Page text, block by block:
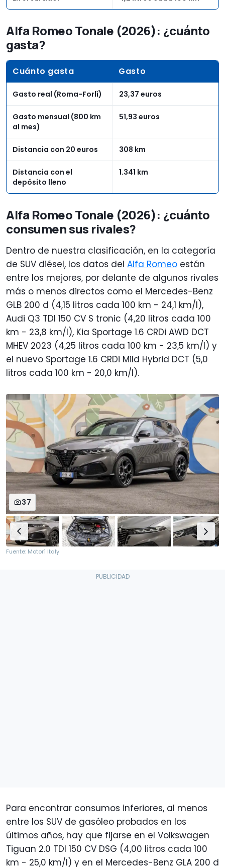
Alfa Romeo Tonale (2026): ¿cuánto
gasta?
Cuánto gasta Gasto
Gasto real (Roma-Forlì) 23,37 euros
Gasto mensual (800 km
al mes)
51,93 euros
Distancia con 20 euros 308 km
Distancia con el
depósito lleno
1.341 km
Alfa Romeo Tonale (2026): ¿cuánto
consumen sus rivales?
Dentro de nuestra clasificación, en la categoría
de SUV diésel, los datos del Alfa Romeo están
entre los mejores, por delante de algunos rivales
más o menos directos como el Mercedes-Benz
GLB 200 d (4,15 litros cada 100 km - 24,1 km/l),
Audi Q3 TDI 150 CV S tronic (4,20 litros cada 100
km - 23,8 km/l), Kia Sportage 1.6 CRDi AWD DCT
MHEV 2023 (4,25 litros cada 100 km - 23,5 km/l) y
el nuevo Sportage 1.6 CRDi Mild Hybrid DCT (5,0
litros cada 100 km - 20,0 km/l).
37
Fuente: Motor1 Italy
Para encontrar consumos inferiores, al menos
entre los SUV de gasóleo probados en los
últimos años, hay que fijarse en el Volkswagen
Tiguan 2.0 TDI 150 CV DSG (4,00 litros cada 100
km - 25,0 km/l) y en el Mercedes-Benz GLA 200 d